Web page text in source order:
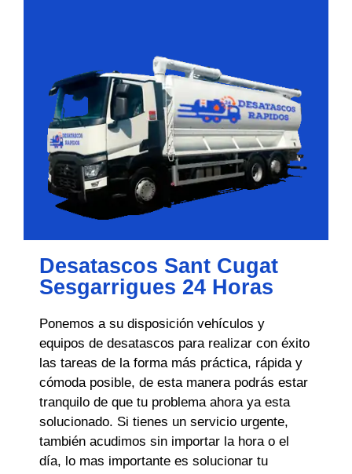
Desatascos Sant Cugat
Sesgarrigues 24 Horas
Ponemos a su disposición vehículos y
equipos de desatascos para realizar con éxito
las tareas de la forma más práctica, rápida y
cómoda posible, de esta manera podrás estar
tranquilo de que tu problema ahora ya esta
solucionado. Si tienes un servicio urgente,
también acudimos sin importar la hora o el
día, lo mas importante es solucionar tu